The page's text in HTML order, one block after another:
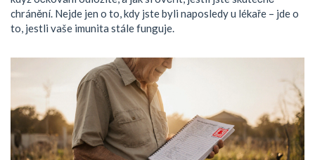
chránění. Nejde jen o to, kdy jste byli naposledy u lékaře – jde o
to, jestli vaše imunita stále funguje.